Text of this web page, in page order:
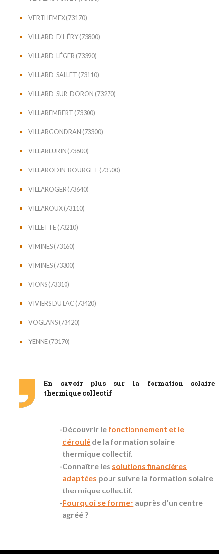
VERTHEMEX (73170)
VILLARD-D'HÉRY (73800)
VILLARD-LÉGER (73390)
VILLARD-SALLET (73110)
VILLARD-SUR-DORON (73270)
VILLAREMBERT (73300)
VILLARGONDRAN (73300)
VILLARLURIN (73600)
VILLARODIN-BOURGET (73500)
VILLAROGER (73640)
VILLAROUX (73110)
VILLETTE (73210)
VIMINES (73160)
VIMINES (73300)
VIONS (73310)
VIVIERS DU LAC (73420)
VOGLANS (73420)
YENNE (73170)
En savoir plus sur la formation solaire
thermique collectif
Découvrir le fonctionnement et le
déroulé de la formation solaire
thermique collectif.
Connaître les solutions financières
adaptées pour suivre la formation solaire
thermique collectif.
Pourquoi se former auprès d'un centre
agréé ?